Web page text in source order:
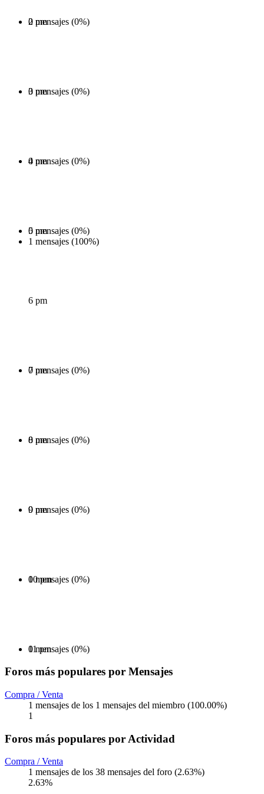
0 mensajes (0%)
2 pm
0 mensajes (0%)
3 pm
0 mensajes (0%)
4 pm
0 mensajes (0%)
5 pm
1 mensajes (100%)
6 pm
0 mensajes (0%)
7 pm
0 mensajes (0%)
8 pm
0 mensajes (0%)
9 pm
0 mensajes (0%)
10 pm
0 mensajes (0%)
11 pm
Foros más populares por Mensajes
Compra / Venta
1 mensajes de los 1 mensajes del miembro (100.00%)
1
Foros más populares por Actividad
Compra / Venta
1 mensajes de los 38 mensajes del foro (2.63%)
2.63%